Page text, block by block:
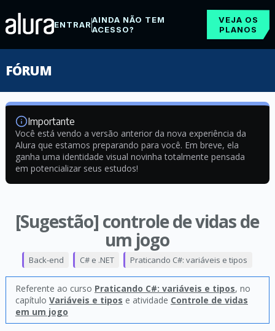
ENTRARAINDA NÃO TEM
ACESSO?
VEJA OS
PLANOS
FÓRUM
Importante
Você está vendo a versão anterior da nova experiência da
Alura que estamos preparando para você. Em breve, ela
ganha uma identidade visual novinha totalmente pensada
em potencializar seus estudos!
[Sugestão] controle de vidas de
um jogo
Back-end C# e .NET Praticando C#: variáveis e tipos
Referente ao curso Praticando C#: variáveis e tipos, no
capítulo Variáveis e tipos e atividade Controle de vidas
em um jogo